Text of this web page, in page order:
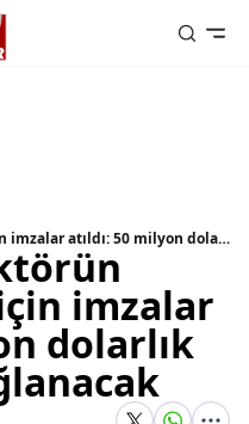
İslami özel sektörün geliştirilmesi için imzalar atıldı: 50 milyon dolarlık finansman sağlanacak
imzalar
dolarlık